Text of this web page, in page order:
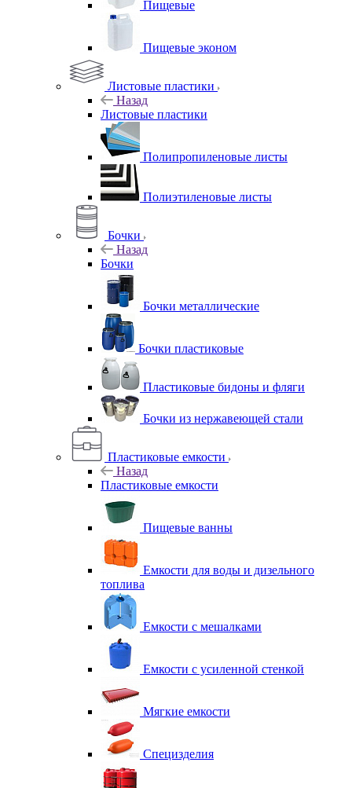
Пищевые
Пищевые эконом
Листовые пластики
Назад
Листовые пластики
Полипропиленовые листы
Полиэтиленовые листы
Бочки
Назад
Бочки
Бочки металлические
Бочки пластиковые
Пластиковые бидоны и фляги
Бочки из нержавеющей стали
Пластиковые емкости
Назад
Пластиковые емкости
Пищевые ванны
Емкости для воды и дизельного
топлива
Емкости с мешалками
Емкости с усиленной стенкой
Мягкие емкости
Специзделия